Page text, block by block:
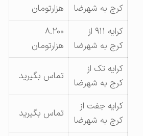
کرج به شهرضا
هزارتومان
کرایه ۹۱۱ از
کرج به شهرضا
۸.۲۰۰
هزارتومان
کرایه تک از
کرج به شهرضا
تماس بگیرید
کرایه جفت از
کرج به شهرضا
تماس بگیرید